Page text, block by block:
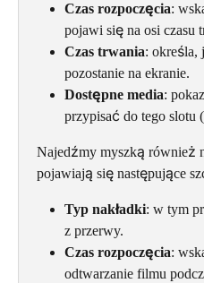
Czas rozpoczęcia:
pojawi się na osi czasu
Czas trwania: określa,
pozostanie na ekranie.
Dostępne media:
przypisać do tego slotu
Najedźmy myszką również
pojawiają się następujące
Typ nakładki: w tym
z przerwy.
Czas rozpoczęcia:
odtwarzanie filmu